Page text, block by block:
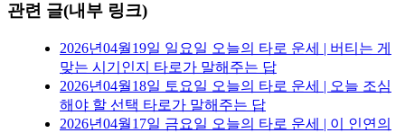
관련 글(내부 링크)
2026년04월19일 일요일 오늘의 타로 운세 | 버티는 게
맞는 시기인지 타로가 말해주는 답
2026년04월18일 토요일 오늘의 타로 운세 | 오늘 조심
해야 할 선택 타로가 말해주는 답
2026년04월17일 금요일 오늘의 타로 운세 | 이 인연의